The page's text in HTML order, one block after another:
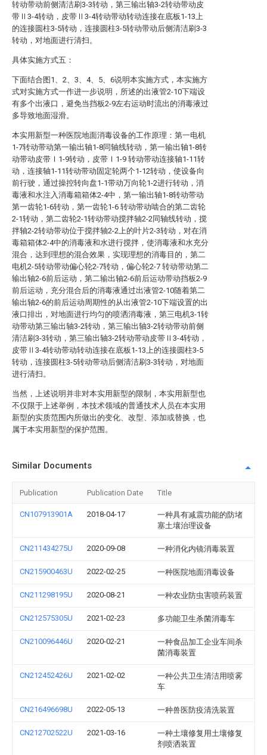
转动带动前侧清洁刷3-3转动，第三输出轴3-2转动带动皮
带Ⅱ3-4转动，皮带Ⅱ3-4转动带动转动连接在底板1-13上
的连接圆柱3-5转动，连接圆柱3-5转动带动后侧清洁刷3-3
转动，对地面进行清扫。
具体实施方式五：
下面结合图1、2、3、4、5、6说明本实施方式，本实施方
式对实施方式一作进一步说明，所述的出液管2-10下端设
有多个出液口，避免当挡板2-9左右运动时流出的消毒液过
多导致地面湿滑。
本实用新型一种医院地面消毒设备的工作原理：第一电机
1-7转动带动第一输出轴1-8同轴线转动，第一输出轴1-8转
动带动皮带Ⅰ1-9转动，皮带Ⅰ1-9 转动带动连接轴1-11转
动，连接轴1-11转动带动固定轮两个1-12转动，使设备向
前行驶，通过操控转向盘1-1带动万向轮1-2进行转动，消
毒液和水注入消毒箱箱体2-4中，第一输出轴1-8转动带动
第一齿轮1-6转动，第一齿轮1-6 转动带动啮合的第二齿轮
2-1转动，第二齿轮2-1转动带动搅拌轴2-2同轴线转动，搅
拌轴2-2转动带动位于搅拌轴2-2上的叶片2-3转动，对在消
毒箱箱体2-4中的消毒液和水进行搅拌，使消毒液和水充分
混合，达到理想的混合效果，实现理想的消毒目的，第二
电机2-5转动带动偏心轮2-7转动，偏心轮2-7 转动带动第二
输出轴2-6前后运动，第二输出轴2-6前后运动带动挡板2-9
前后运动，充分混合后的消毒液通过出液管2-10随着第二
输出轴2-6的前后运动周期性的从出液管2-10下端设置的出
液口排出，对地面进行均匀的喷洒消毒液，第三电机3-1转
动带动第三输出轴3-2转动，第三输出轴3-2转动带动前侧
清洁刷3-3转动，第三输出轴3-2转动带动皮带Ⅱ3-4转动，
皮带Ⅱ3-4转动带动转动连接在底板1-13上的连接圆柱3-5
转动，连接圆柱3-5转动带动后侧清洁刷3-3转动，对地面
进行清扫。
当然，上述说明并非对本实用新型的限制，本实用新型也
不仅限于上述举例，本技术领域的普通技术人员在本实用
新型的实质范围内所做出的变化、改型、添加或替换，也
属于本实用新型的保护范围。
Similar Documents
Publication Publication Date Title
CN107913901A 2018-04-17
一种具有减震功能的防堵
塞土壤治理设备
CN211434275U 2020-09-08 一种消化内镜消毒装置
CN215900463U 2022-02-25 一种医院地面消毒设备
CN211298195U 2020-08-21 一种农业防虫害喷药装置
CN212575305U 2021-02-23 多功能卫生杀菌消毒车
CN210096446U 2020-02-21
一种食品加工企业车间杀
菌消毒装置
CN212452426U 2021-02-02
一种公共卫生清洁用喷雾
车
CN216496698U 2022-05-13 一种兽医防疫清洗装置
CN212702522U 2021-03-16
一种土壤修复用土壤修复
剂喷洒装置